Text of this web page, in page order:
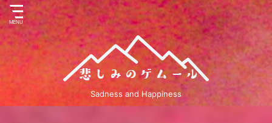
Sadness and Happiness